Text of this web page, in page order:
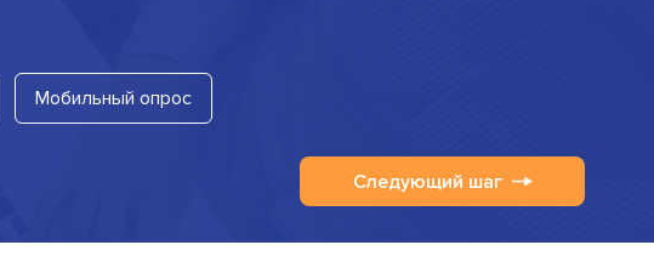
Мобильный опрос
Следующий шаг